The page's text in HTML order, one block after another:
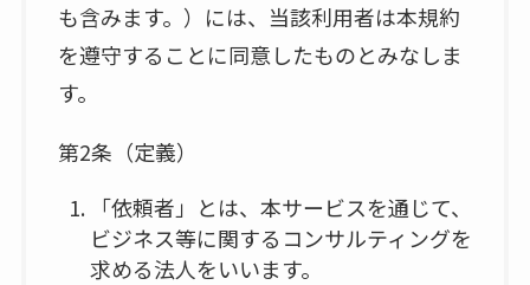
も含みます。）には、当該利用者は本規約
を遵守することに同意したものとみなしま
す。
第2条（定義）
「依頼者」とは、本サービスを通じて、
ビジネス等に関するコンサルティングを
求める法人をいいます。